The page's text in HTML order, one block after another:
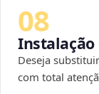
08
Instalação
Deseja
com total